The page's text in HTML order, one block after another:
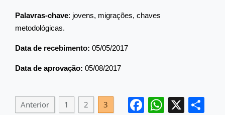
Palavras-chave: jovens, migrações, chaves
metodológicas.
Data de recebimento: 05/05/2017
Data de aprovação: 05/08/2017
Facebook
X
Anterior 1 2 3